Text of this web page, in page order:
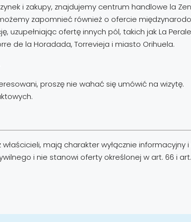
i zakupy, znajdujemy centrum handlowe la
zapomnieć również o ofercie
ofertę innych pól, takich jak La
de la Horadada, Torrevieja i miasto Orihuela.
proszę nie wahać się umówić na wizytę.
mają charakter wyłącznie
i nie stanowi oferty określonej w art. 66 i